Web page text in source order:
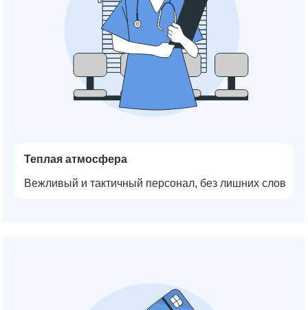
Теплая атмосфера
Вежливый и тактичный персонал, без лишних слов